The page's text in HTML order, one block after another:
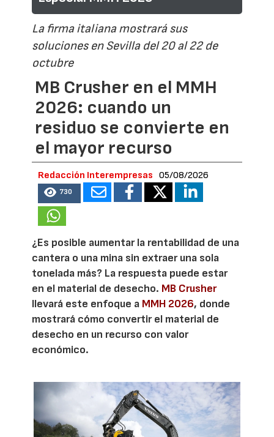
La firma italiana mostrará sus
soluciones en Sevilla del 20 al 22 de
octubre
MB Crusher en el MMH
2026: cuando un
residuo se convierte en
el mayor recurso
Redacción Interempresas 05/08/2026
730
¿Es posible aumentar la rentabilidad de una
cantera o una mina sin extraer una sola
tonelada más? La respuesta puede estar
en el material de desecho. MB Crusher
llevará este enfoque a MMH 2026, donde
mostrará cómo convertir el material de
desecho en un recurso con valor
económico.